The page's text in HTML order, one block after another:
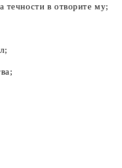
течности в отворите му;